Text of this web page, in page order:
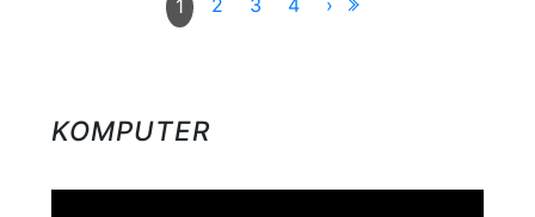
1
KOMPUTER